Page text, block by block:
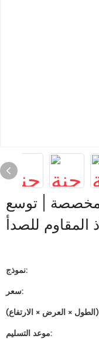
مخصصة | توسع
المقاوم للصدأ
نموذج:
سعر:
موعد التسليم: